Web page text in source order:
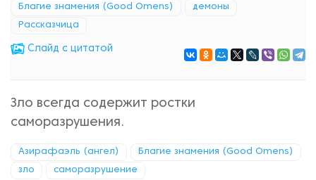
Благие знамения (Good Omens) демоны
Рассказчица
Cлайд с цитатой
Зло всегда содержит ростки
саморазрушения.
Азирафаэль (ангел) Благие знамения (Good Omens)
зло саморазрушение